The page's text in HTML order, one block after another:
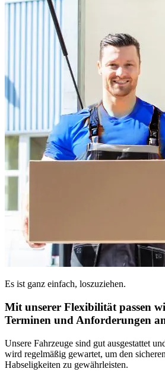
Es ist ganz einfach, loszuziehen.
Mit unserer Flexibilität passen
Terminen und Anforderungen
Unsere Fahrzeuge sind gut ausgestattet
wird regelmäßig gewartet, um den
Habseligkeiten zu gewährleisten.